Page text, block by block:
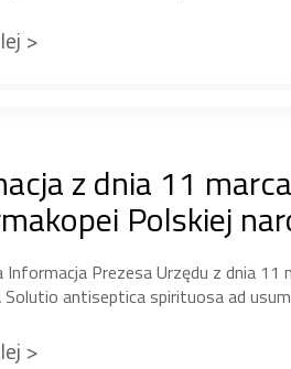
>
z dnia 11
Polskiej
Informacja Prezesa Urzędu z dnia
antiseptica spirituosa ad
>